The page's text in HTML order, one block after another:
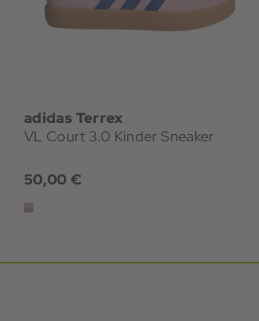
adidas Terrex
VL Court 3.0 Kinder Sneaker
50,00 €